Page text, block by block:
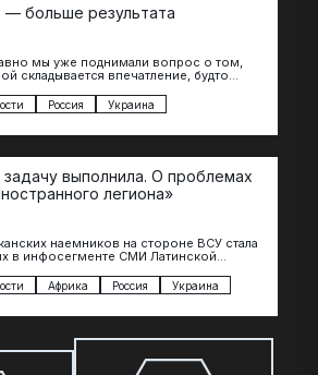
больше результата
мы уже поднимали вопрос о том,
складывается впечатление, будто
Россия Украина
выполнила. О проблемах
легиона»
наемников на стороне ВСУ стала
в инфосегменте СМИ Латинской
Африка Россия Украина